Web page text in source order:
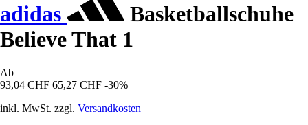
adidas
Basketballschuhe
Believe That 1
Ab
93,04 CHF 65,27 CHF -30%
inkl. MwSt. zzgl. Versandkosten